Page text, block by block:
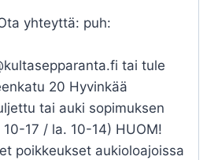
yhteyttä: puh:
tai tule
20 Hyvinkää
tai auki sopimuksen
17 / la. 10-14) HUOM!
poikkeukset aukioloajoissa